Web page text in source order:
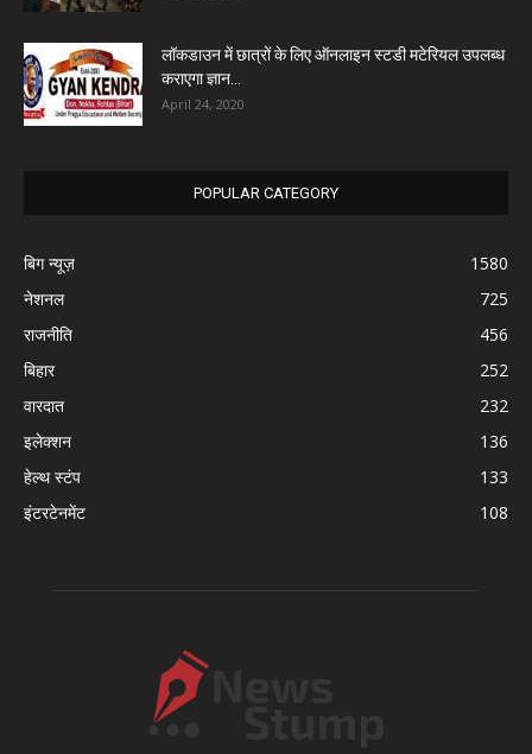
लॉकडाउन में छात्रों के लिए ऑनलाइन स्टडी मटेरियल उपलब्ध
कराएगा ज्ञान...
April 24, 2020
POPULAR CATEGORY
बिग न्यूज़
1580
नेशनल
725
राजनीति
456
बिहार
252
वारदात
232
इलेक्शन
136
हेल्थ स्टंप
133
इंटरटेनमेंट
108